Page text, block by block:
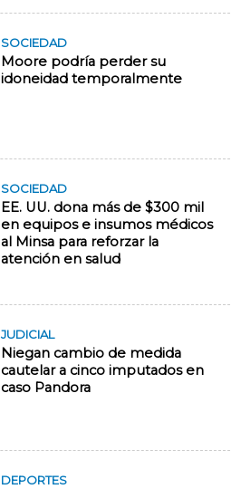
SOCIEDAD
Moore podría perder su
idoneidad temporalmente
SOCIEDAD
EE. UU. dona más de $300 mil
en equipos e insumos médicos
al Minsa para reforzar la
atención en salud
JUDICIAL
Niegan cambio de medida
cautelar a cinco imputados en
caso Pandora
DEPORTES